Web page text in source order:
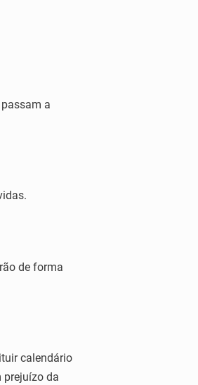
a
de forma
calendário
prejuízo da